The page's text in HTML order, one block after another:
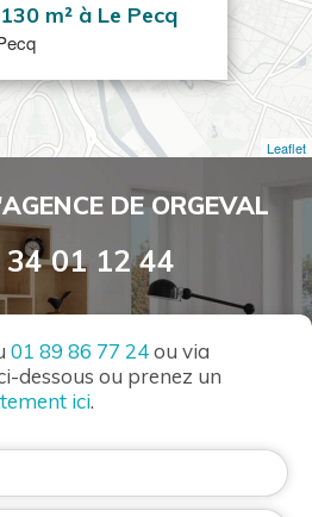
m² à Le Pecq
Leaflet
DE ORGEVAL
01 12 44
01 89 86 77 24ou via
dessous ou prenez un
ici.